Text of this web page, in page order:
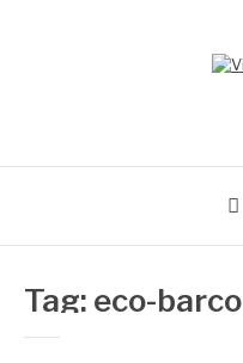
Tag: eco-barco